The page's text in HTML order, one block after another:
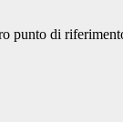
punto di